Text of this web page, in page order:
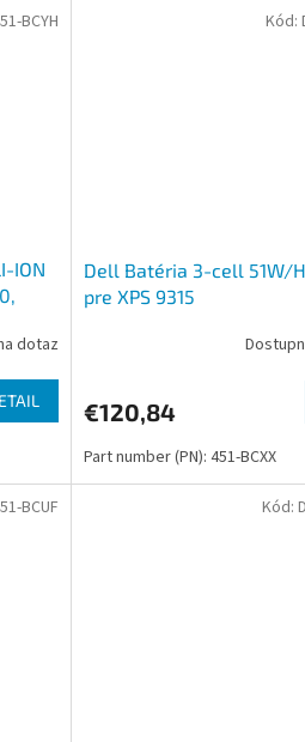
ION
dotaz
BCYH
Dell Batéria 3-cell 51W/
pre XPS 9315
€120,84
Part number (PN): 451-BCXX
Kód:
BCUF Kód: